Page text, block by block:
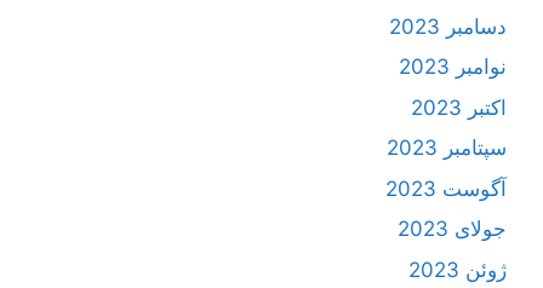
دسامبر 2023
نوامبر 2023
اکتبر 2023
سپتامبر 2023
آگوست 2023
جولای 2023
ژوئن 2023